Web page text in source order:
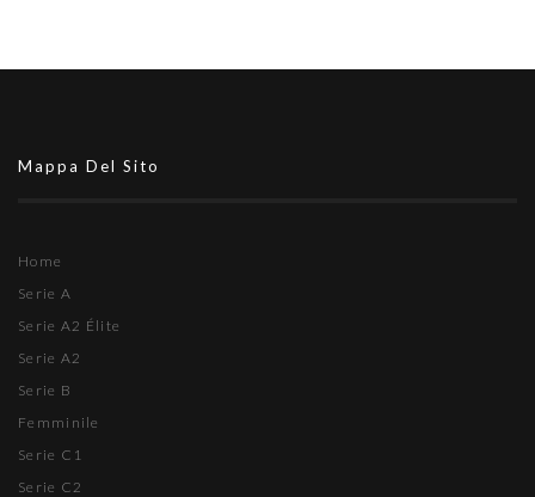
Mappa Del Sito
Home
Serie A
Serie A2 Élite
Serie A2
Serie B
Femminile
Serie C1
Serie C2